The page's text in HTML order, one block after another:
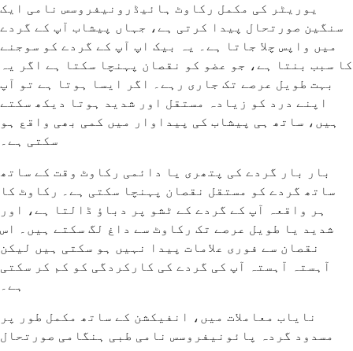
یوریٹر کی مکمل رکاوٹ ہائیڈرونیفروسس نامی ایک
سنگین صورتحال پیدا کرتی ہے، جہاں پیشاب آپ کے گردے
میں واپس چلا جاتا ہے۔ یہ بیک اپ آپ کے گردے کو سوجنے
کا سبب بنتا ہے، جو عضو کو نقصان پہنچا سکتا ہے اگر یہ
بہت طویل عرصے تک جاری رہے۔ اگر ایسا ہوتا ہے تو آپ
اپنے درد کو زیادہ مستقل اور شدید ہوتا دیکھ سکتے
ہیں، ساتھ ہی پیشاب کی پیداوار میں کمی بھی واقع ہو
سکتی ہے۔
بار بار گردے کی پتھری یا دائمی رکاوٹ وقت کے ساتھ
ساتھ گردے کو مستقل نقصان پہنچا سکتی ہے۔ رکاوٹ کا
ہر واقعہ آپ کے گردے کے ٹشو پر دباؤ ڈالتا ہے، اور
شدید یا طویل عرصے تک رکاوٹ سے داغ لگ سکتے ہیں۔ اس
نقصان سے فوری علامات پیدا نہیں ہو سکتی ہیں لیکن
آہستہ آہستہ آپ کی گردے کی کارکردگی کو کم کر سکتی
ہے۔
نایاب معاملات میں، انفیکشن کے ساتھ مکمل طور پر
مسدود گردہ پائونیفروسس نامی طبی ہنگامی صورتحال